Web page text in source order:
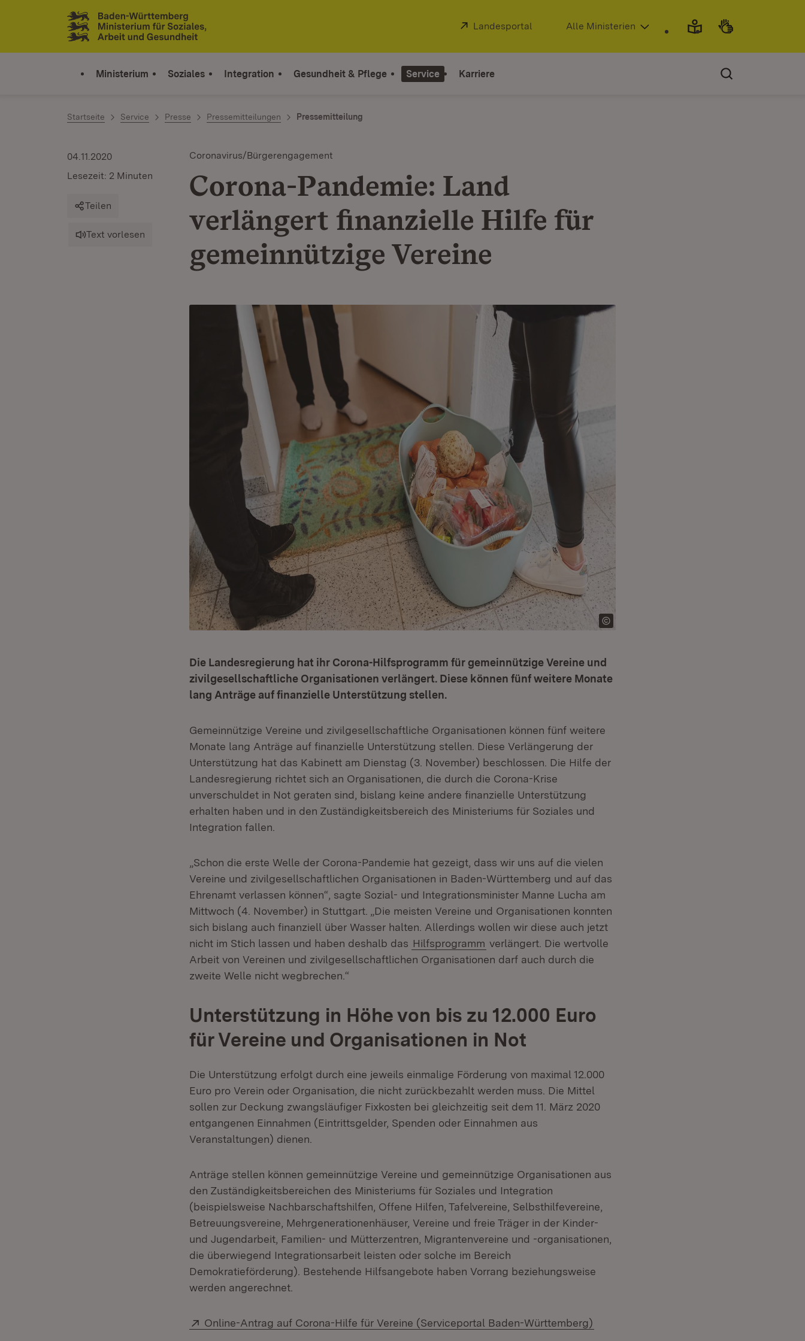
Zum Inhalt springen
Link zur Startseite
Extern:
Landesportal (Öffnet in neuem Fenster)
Alle Ministerien
Ministerium Soziales Integration Gesundheit & Pflege Service Karriere
Startseite Service Presse Pressemitteilungen Pressemitteilung
Coronavirus/Bürgerengagement
Corona-Pandemie: Land
verlängert finanzielle Hilfe für
gemeinnützige Vereine
04.11.2020
Lesezeit: 2 Minuten
Teilen
Text vorlesen
Die Landesregierung hat ihr Corona-Hilfsprogramm für gemeinnützige Vereine und
zivilgesellschaftliche Organisationen verlängert. Diese können fünf weitere Monate
lang Anträge auf finanzielle Unterstützung stellen.
Gemeinnützige Vereine und zivilgesellschaftliche Organisationen können fünf weitere
Monate lang Anträge auf finanzielle Unterstützung stellen. Diese Verlängerung der
Unterstützung hat das Kabinett am Dienstag (3. November) beschlossen. Die Hilfe der
Landesregierung richtet sich an Organisationen, die durch die Corona-Krise
unverschuldet in Not geraten sind, bislang keine andere finanzielle Unterstützung
erhalten haben und in den Zuständigkeitsbereich des Ministeriums für Soziales und
Integration fallen.
„Schon die erste Welle der Corona-Pandemie hat gezeigt, dass wir uns auf die vielen
Vereine und zivilgesellschaftlichen Organisationen in Baden-Württemberg und auf das
Ehrenamt verlassen können“, sagte Sozial- und Integrationsminister Manne Lucha am
Mittwoch (4. November) in Stuttgart. „Die meisten Vereine und Organisationen konnten
sich bislang auch finanziell über Wasser halten. Allerdings wollen wir diese auch jetzt
nicht im Stich lassen und haben deshalb das Hilfsprogramm verlängert. Die wertvolle
Arbeit von Vereinen und zivilgesellschaftlichen Organisationen darf auch durch die
zweite Welle nicht wegbrechen.“
Unterstützung in Höhe von bis zu 12.000 Euro
für Vereine und Organisationen in Not
Die Unterstützung erfolgt durch eine jeweils einmalige Förderung von maximal 12.000
Euro pro Verein oder Organisation, die nicht zurückbezahlt werden muss. Die Mittel
sollen zur Deckung zwangsläufiger Fixkosten bei gleichzeitig seit dem 11. März 2020
entgangenen Einnahmen (Eintrittsgelder, Spenden oder Einnahmen aus
Veranstaltungen) dienen.
Anträge stellen können gemeinnützige Vereine und gemeinnützige Organisationen aus
den Zuständigkeitsbereichen des Ministeriums für Soziales und Integration
(beispielsweise Nachbarschaftshilfen, Offene Hilfen, Tafelvereine, Selbsthilfevereine,
Betreuungsvereine, Mehrgenerationenhäuser, Vereine und freie Träger in der Kinder-
und Jugendarbeit, Familien- und Mütterzentren, Migrantenvereine und -organisationen,
die überwiegend Integrationsarbeit leisten oder solche im Bereich
Demokratieförderung). Bestehende Hilfsangebote haben Vorrang beziehungsweise
werden angerechnet.
Extern:
Online-Antrag auf Corona-Hilfe für Vereine (Serviceportal Baden-Württemberg)